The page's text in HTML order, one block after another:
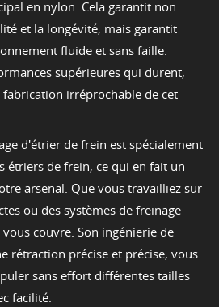
en nylon. Cela garantit non
et la longévité, mais garantit
fluide et sans faille.
supérieures qui durent,
fabrication irréprochable de cet
d'étrier de frein est spécialement
étriers de frein, ce qui en fait un
arsenal. Que vous travailliez sur
ou des systèmes de freinage
couvre. Son ingénierie de
rétraction précise et précise, vous
sans effort différentes tailles
facilité.